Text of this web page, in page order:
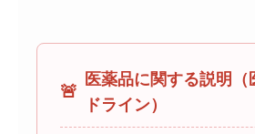
🚨
医薬品に関する説明（
ドライン）